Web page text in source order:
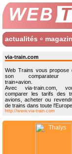
actualités
via-train.com
Web Trains vous propose
son comparateur
train+avion.
Avec via-train.com,
comparer les tarifs des
avions, acheter ou
de trains dans toute l'Europe.
http://www.via-train.com